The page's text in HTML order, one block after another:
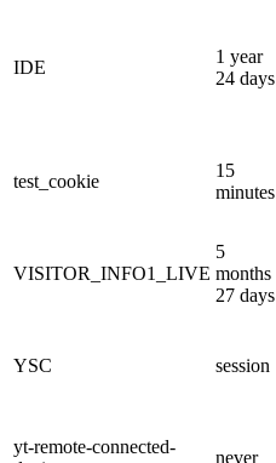
IDE
1 year
24 days
test_cookie
15
minutes
VISITOR_INFO1_LIVE
5
months
27 days
YSC session
yt-remote-connected-
never